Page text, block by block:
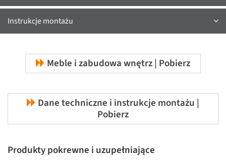
Instrukcje montażu
Meble i zabudowa wnętrz | Pobierz
Dane techniczne i instrukcje montażu |
Pobierz
Produkty pokrewne i uzupełniające